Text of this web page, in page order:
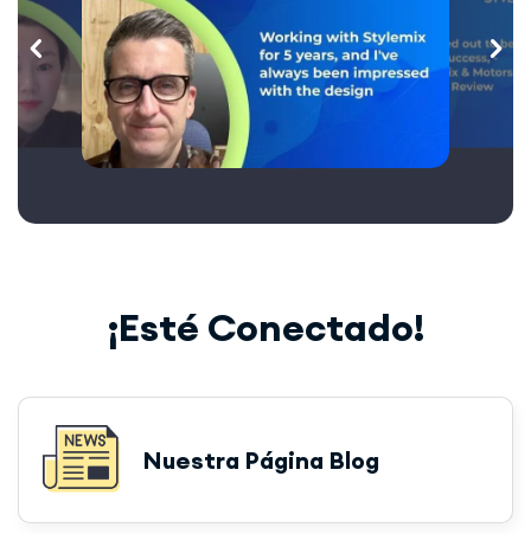
¡Esté Conectado!
Nuestra Página Blog